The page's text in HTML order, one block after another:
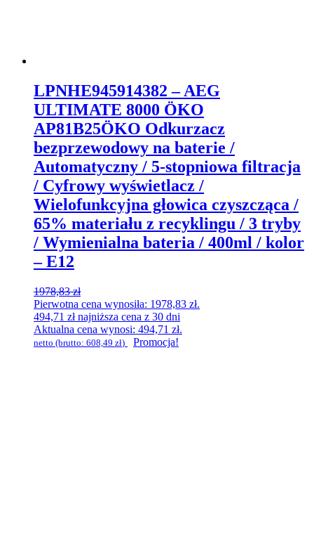
LPNHE945914382 – AEG
ULTIMATE 8000 ÖKO
AP81B25ÖKO Odkurzacz
bezprzewodowy na baterie /
Automatyczny / 5-stopniowa filtracja
/ Cyfrowy wyświetlacz /
Wielofunkcyjna głowica czyszcząca /
65% materiału z recyklingu / 3 tryby
/ Wymienialna bateria / 400ml / kolor
– E12
1978,83zł
Pierwotna cena wynosiła: 1978,83 zł.
494,71 złnajniższa cena z 30 dni
Aktualna cena wynosi: 494,71 zł.
netto (brutto: 608,49 zł) Promocja!